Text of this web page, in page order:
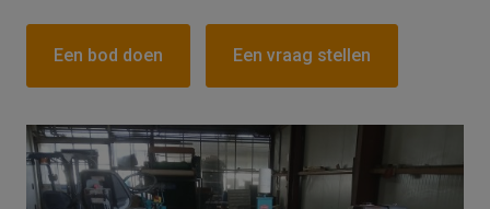
Een bod doen Een vraag stellen